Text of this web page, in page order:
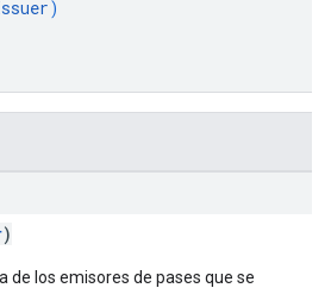
)
)
de los emisores de pases que se